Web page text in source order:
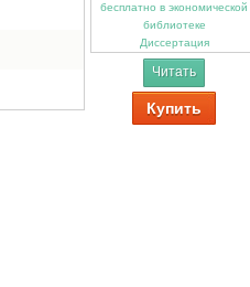
Диссертация
Читать
Купить